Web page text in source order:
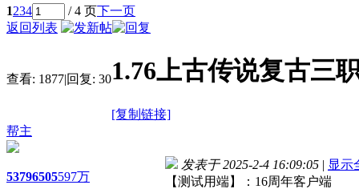
1234 / 4 页下一页
返回列表
查看: 1877|回复: 301.76上古传说复古三
[复制链接]
帮主
53796505597万
发表于 2025-2-4 16:09:05 | 显示
【测试用端】：16周年客户端